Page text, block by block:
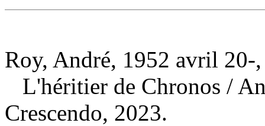
Roy, André, 1952 avril 20-
L'héritier de Chronos /
Crescendo, 2023.